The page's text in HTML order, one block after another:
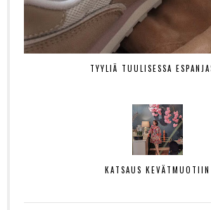
TYYLIÄ TUULISESSA
KATSAUS KEVÄTMUOTIIN